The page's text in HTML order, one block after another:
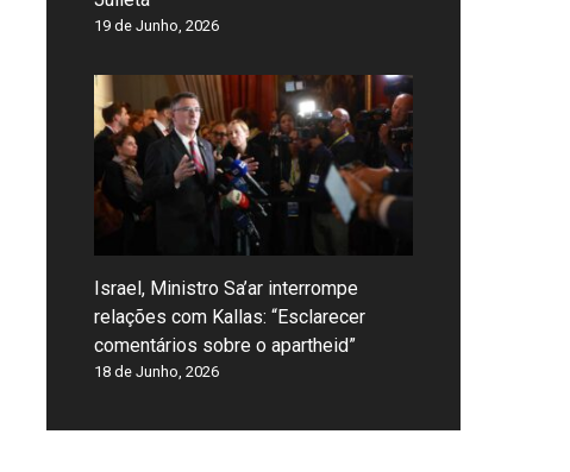
19 de Junho, 2026
Israel, Ministro Sa’ar interrompe
relações com Kallas: “Esclarecer
comentários sobre o apartheid”
18 de Junho, 2026